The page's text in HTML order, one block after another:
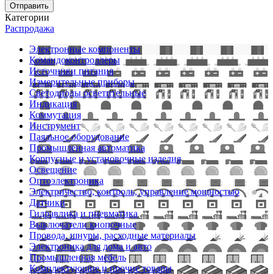
Отправить
Категории
Распродажа
Электронные компоненты
Командоконтроллеры
Источники питания
Измерительные приборы
Светодиоды осветительные
Индикация
Коммутация
Инструмент
Паяльное оборудование
Промышленная автоматика
Корпусные и установочные изделия
Освещение
Оптоэлектроника
Электричество, контроль, управление мощностью
Датчики
Гидравлика и пневматика
Выключатели кнопочные
Провода, шнуры, расходные материалы
Электроника для дома и авто
Промышленная мебель
Комплектующие и прочие товары